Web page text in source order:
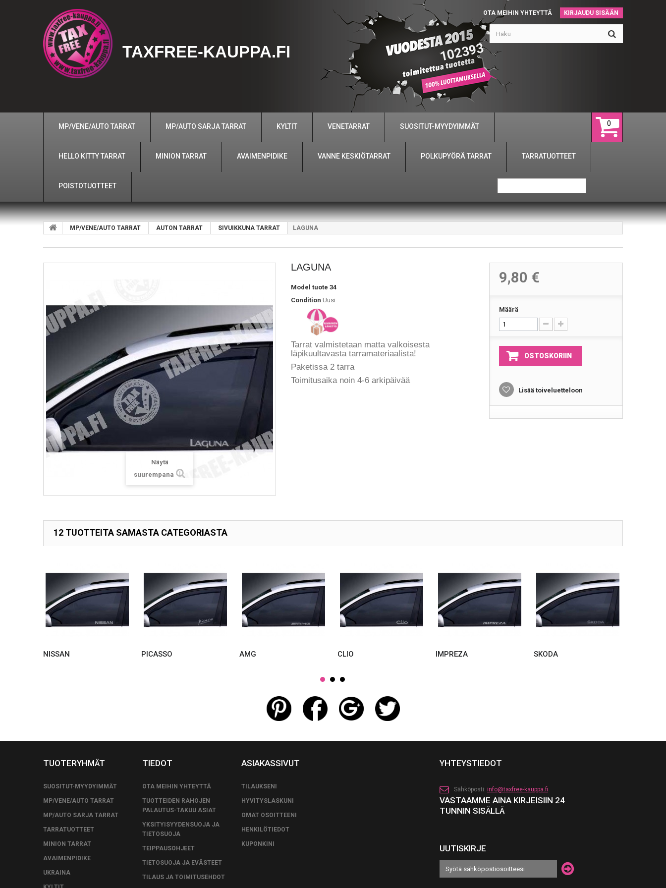
KIRJAUDU SISÄÄN
OTA MEIHIN YHTEYTTÄ
TAXFREE-KAUPPA.FI 102393
0
MP/VENE/AUTO TARRAT MP/AUTO SARJA TARRAT KYLTIT VENETARRAT SUOSITUT-MYYDYIMMÄT
HELLO KITTY TARRAT MINION TARRAT AVAIMENPIDIKE VANNE KESKIÖTARRAT POLKUPYÖRÄ TARRAT TARRATUOTTEET
POISTOTUOTTEET
MP/VENE/AUTO TARRAT AUTON TARRAT SIVUIKKUNA TARRAT LAGUNA
Näytä
suurempana
LAGUNA
Model tuote 34
Condition Uusi
Tarrat valmistetaan matta valkoisesta
läpikuultavasta tarramateriaalista!
Paketissa 2 tarra
Toimitusaika noin 4-6 arkipäivää
9,80 €
Määrä
OSTOSKORIIN
Lisää toiveluetteloon
12 TUOTTEITA SAMASTA CATEGORIASTA
NISSAN PICASSO AMG CLIO IMPREZA SKODA
TUOTERYHMÄT
SUOSITUT-MYYDYIMMÄT
MP/VENE/AUTO TARRAT
MP/AUTO SARJA TARRAT
TARRATUOTTEET
MINION TARRAT
AVAIMENPIDIKE
UKRAINA
TIEDOT
OTA MEIHIN YHTEYTTÄ
TUOTTEIDEN RAHOJEN
PALAUTUS-TAKUU ASIAT
YKSITYISYYDENSUOJA JA
TIETOSUOJA
TEIPPAUSOHJEET
TIETOSUOJA JA EVÄSTEET
TILAUS JA TOIMITUSEHDOT
ASIAKASSIVUT
TILAUKSENI
HYVITYSLASKUNI
OMAT OSOITTEENI
HENKILÖTIEDOT
KUPONKINI
YHTEYSTIEDOT
Sähköposti: info@taxfree-kauppa.fi
VASTAAMME AINA KIRJEISIIN 24
TUNNIN SISÄLLÄ
UUTISKIRJE